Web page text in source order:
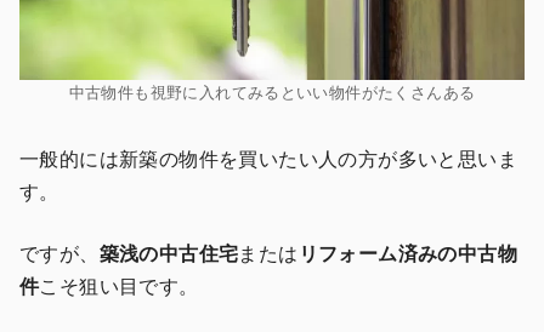
中古物件も視野に入れてみるといい物件がたくさんある
一般的には新築の物件を買いたい人の方が多いと思いま
す。
ですが、 築浅の中古住宅または リフォーム済みの中古物
件こそ狙い目です。